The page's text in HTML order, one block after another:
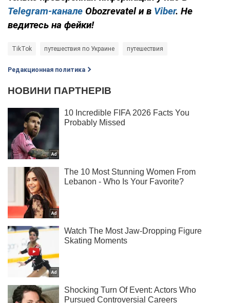
Telegram-канале Obozrevatel и в Viber. Не
ведитесь на фейки!
TikTok путешествия по Украине путешествия
Редакционная политика